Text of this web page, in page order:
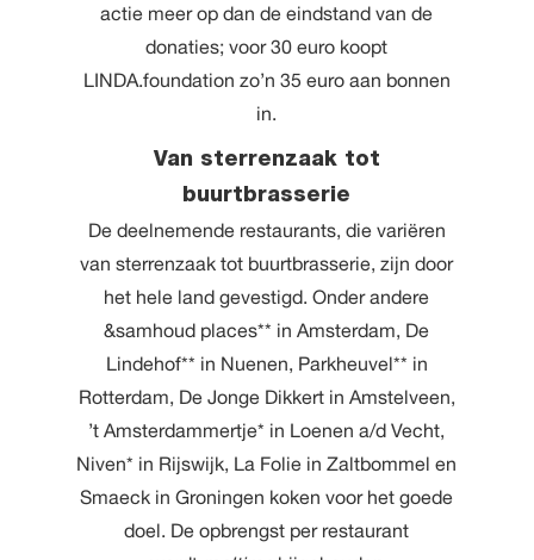
actie meer op dan de eindstand van de
donaties; voor 30 euro koopt
LINDA.foundation zo’n 35 euro aan bonnen
in.
Van sterrenzaak tot
buurtbrasserie
De deelnemende restaurants, die variëren
van sterrenzaak tot buurtbrasserie, zijn door
het hele land gevestigd. Onder andere
&samhoud places** in Amsterdam, De
Lindehof** in Nuenen, Parkheuvel** in
Rotterdam, De Jonge Dikkert in Amstelveen,
’t Amsterdammertje* in Loenen a/d Vecht,
Niven* in Rijswijk, La Folie in Zaltbommel en
Smaeck in Groningen koken voor het goede
doel. De opbrengst per restaurant